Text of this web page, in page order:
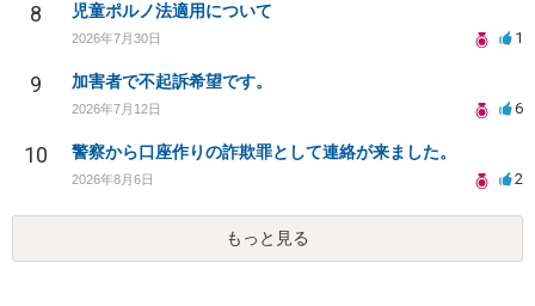
8 児童ポルノ法適用について
2026年7月30日 1
9 加害者で不起訴希望です。
2026年7月12日 6
10 警察から口座作りの詐欺罪として連絡が来ました。
2026年8月6日 2
もっと見る